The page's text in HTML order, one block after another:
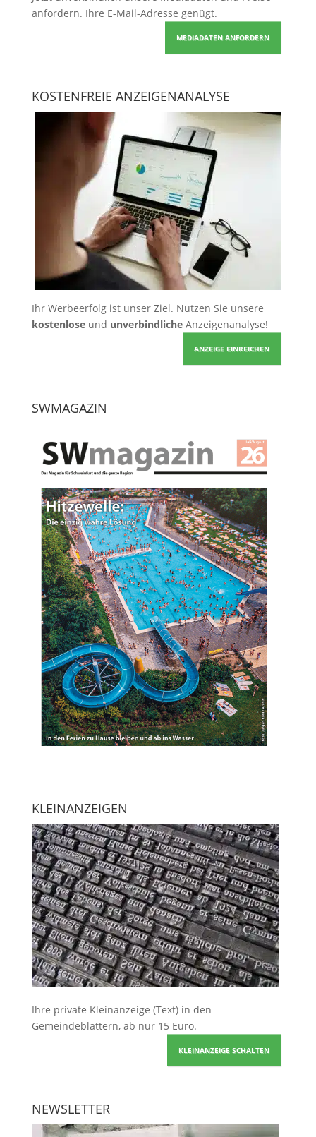
anfordern. Ihre E-Mail-Adresse genügt.
MEDIADATEN ANFORDERN
KOSTENFREIE ANZEIGENANALYSE
Ihr Werbeerfolg ist unser Ziel. Nutzen Sie unsere
kostenloseund unverbindlicheAnzeigenanalyse!
ANZEIGE EINREICHEN
SWMAGAZIN
KLEINANZEIGEN
Ihre private Kleinanzeige (Text) in den
Gemeindeblättern, ab nur 15 Euro.
KLEINANZEIGE SCHALTEN
NEWSLETTER